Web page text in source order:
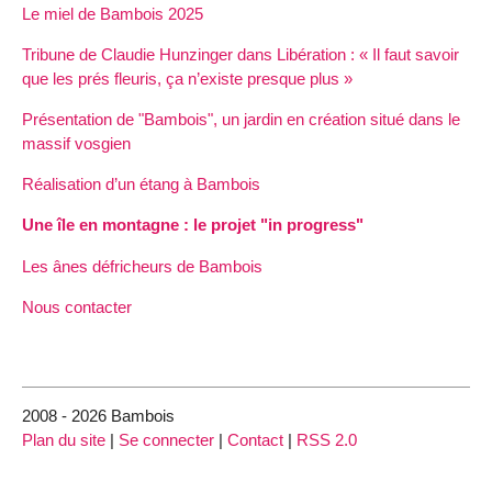
Le miel de Bambois 2025
Tribune de Claudie Hunzinger dans Libération : « Il faut savoir
que les prés fleuris, ça n’existe presque plus »
Présentation de "Bambois", un jardin en création situé dans le
massif vosgien
Réalisation d’un étang à Bambois
Une île en montagne : le projet "in progress"
Les ânes défricheurs de Bambois
Nous contacter
2008 - 2026 Bambois
Plan du site | Se connecter | Contact | RSS 2.0